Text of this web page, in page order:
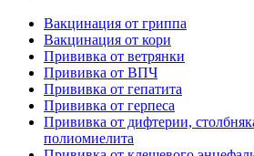
Вакцинация от гриппа
Вакцинация от кори
Прививка от ветрянки
Прививка от ВПЧ
Прививка от гепатита
Прививка от герпеса
Прививка от дифтерии,
полиомиелита